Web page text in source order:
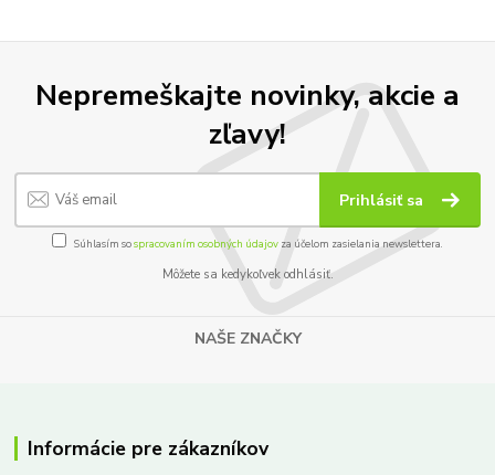
Nepremeškajte novinky, akcie a
zľavy!
Prihlásiť sa
Súhlasím sospracovaním osobných údajov za účelom zasielania newslettera.
Môžete sa kedykoľvek odhlásiť.
NAŠE ZNAČKY
Informácie pre zákazníkov